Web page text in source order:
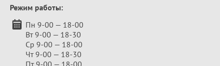
Режим работы:
Пн 9-00 — 18-00
Вт 9-00 — 18-30
Ср 9-00 — 18-00
Чт 9-00 — 18-30
Пт 9-00 — 18-00